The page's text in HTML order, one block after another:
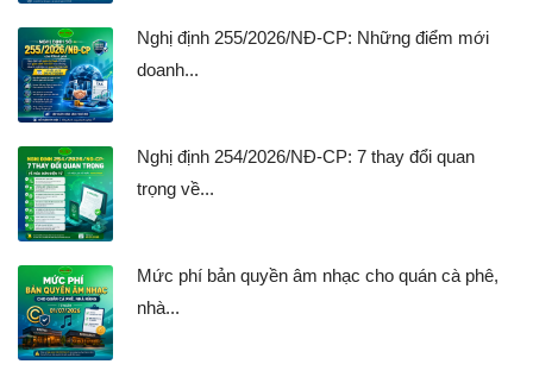
Nghị định 255/2026/NĐ-CP: Những điểm mới
doanh...
Nghị định 254/2026/NĐ-CP: 7 thay đổi quan
trọng về...
Mức phí bản quyền âm nhạc cho quán cà phê,
nhà...